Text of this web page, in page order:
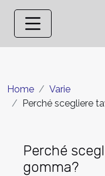
Home
Varie
Perché scegliere
Perché
gomma?